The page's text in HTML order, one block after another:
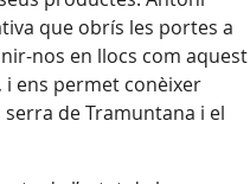
que obrís les portes a
nos en llocs com aquest
ens permet conèixer
de Tramuntana i el